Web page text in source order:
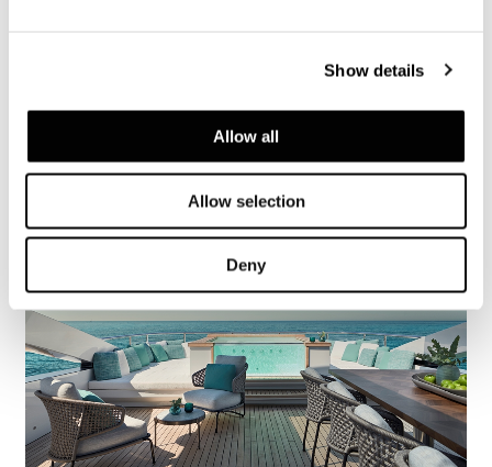
Show details
Allow all
Allow selection
Deny